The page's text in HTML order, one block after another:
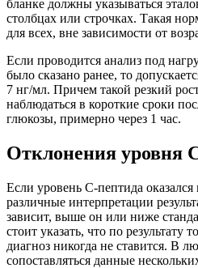
бланке должны указываться
столбцах или строчках. Такая
для всех, вне зависимости от
Если проводится анализ под
было сказано ранее, то
7 нг/мл. Причем такой резкий
наблюдаться в короткие сроки
глюкозы, примерно через 1 час.
Отклонения уровня
Если уровень С-пептида
различные интерпретации
зависит, выше он или ниже
стоит указать, что по результату
диагноз никогда не ставится. В
сопоставляться данные